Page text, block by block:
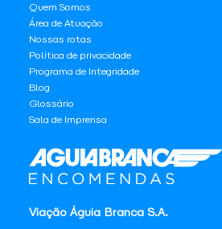
Viação Águia Branca S.A.
Quem Somos
Área de Atuação
Nossas rotas
Política de privacidade
Programa de Integridade
Blog
Glossário
Sala de Imprensa